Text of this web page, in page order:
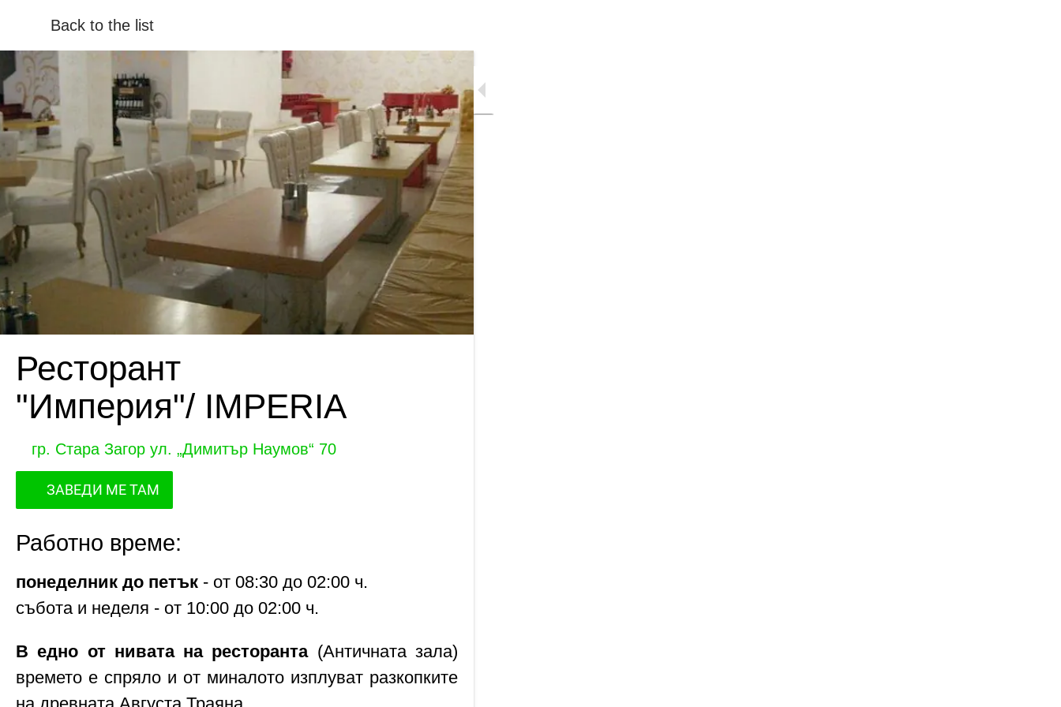
Back to the list
Ресторант
"Империя"/ IMPERIA
гр. Стара Загор ул. „Димитър Наумов“ 70
ЗАВЕДИ МЕ ТАМ
Работно време:
понеделник до петък - от 08:30 до 02:00 ч.
събота и неделя - от 10:00 до 02:00 ч.
В едно от нивата на ресторанта (Античната зала)
времето е спряло и от миналото изплуват разкопките